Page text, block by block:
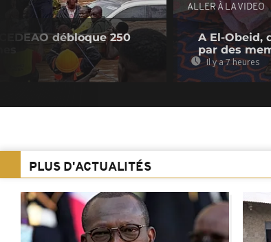
débloque 250
ALLER À LA VIDEO
A El-Obeid,
par des
Il y a 7 heures
PLUS D'ACTUALITÉS